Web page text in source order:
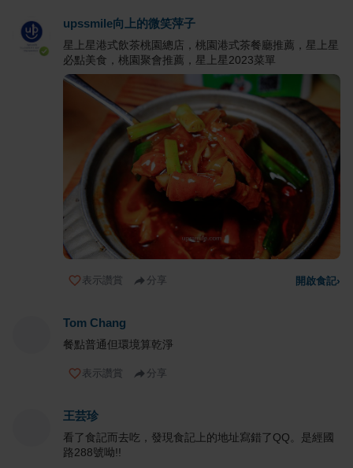
upssmile向上的微笑萍子
星上星港式飲茶桃園總店，桃園港式茶餐廳推薦，星上星
必點美食，桃園聚會推薦，星上星2023菜單
表示讚賞 分享 開啟食記›
Tom Chang
餐點普通但環境算乾淨
表示讚賞 分享
王芸珍
看了食記而去吃，發現食記上的地址寫錯了QQ。是經國
路288號呦!!